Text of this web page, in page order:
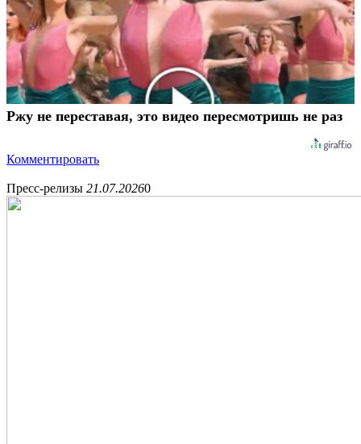
Ржу не переставая, это видео пересмотришь не раз
Комментировать
Пресс-релизы 21.07.20260